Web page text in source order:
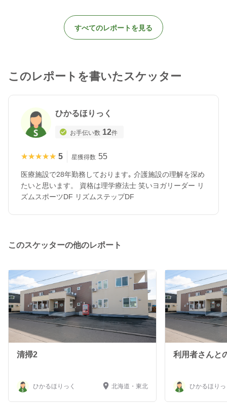
すべてのレポートを見る
このレポートを書いたスケッター
ひかるほりっく
お手伝い数 12件
★★★★★
★★★★★ 5 星獲得数 55
医療施設で28年勤務しております｡ 介護施設の理解を深め
たいと思います。 資格は理学療法士 笑いヨガリーダー リ
ズムスポーツDF リズムステップDF
このスケッターの他のレポート
清掃2
ひかるほりっく 北海道・東北
利用者さんと
ひかるほり